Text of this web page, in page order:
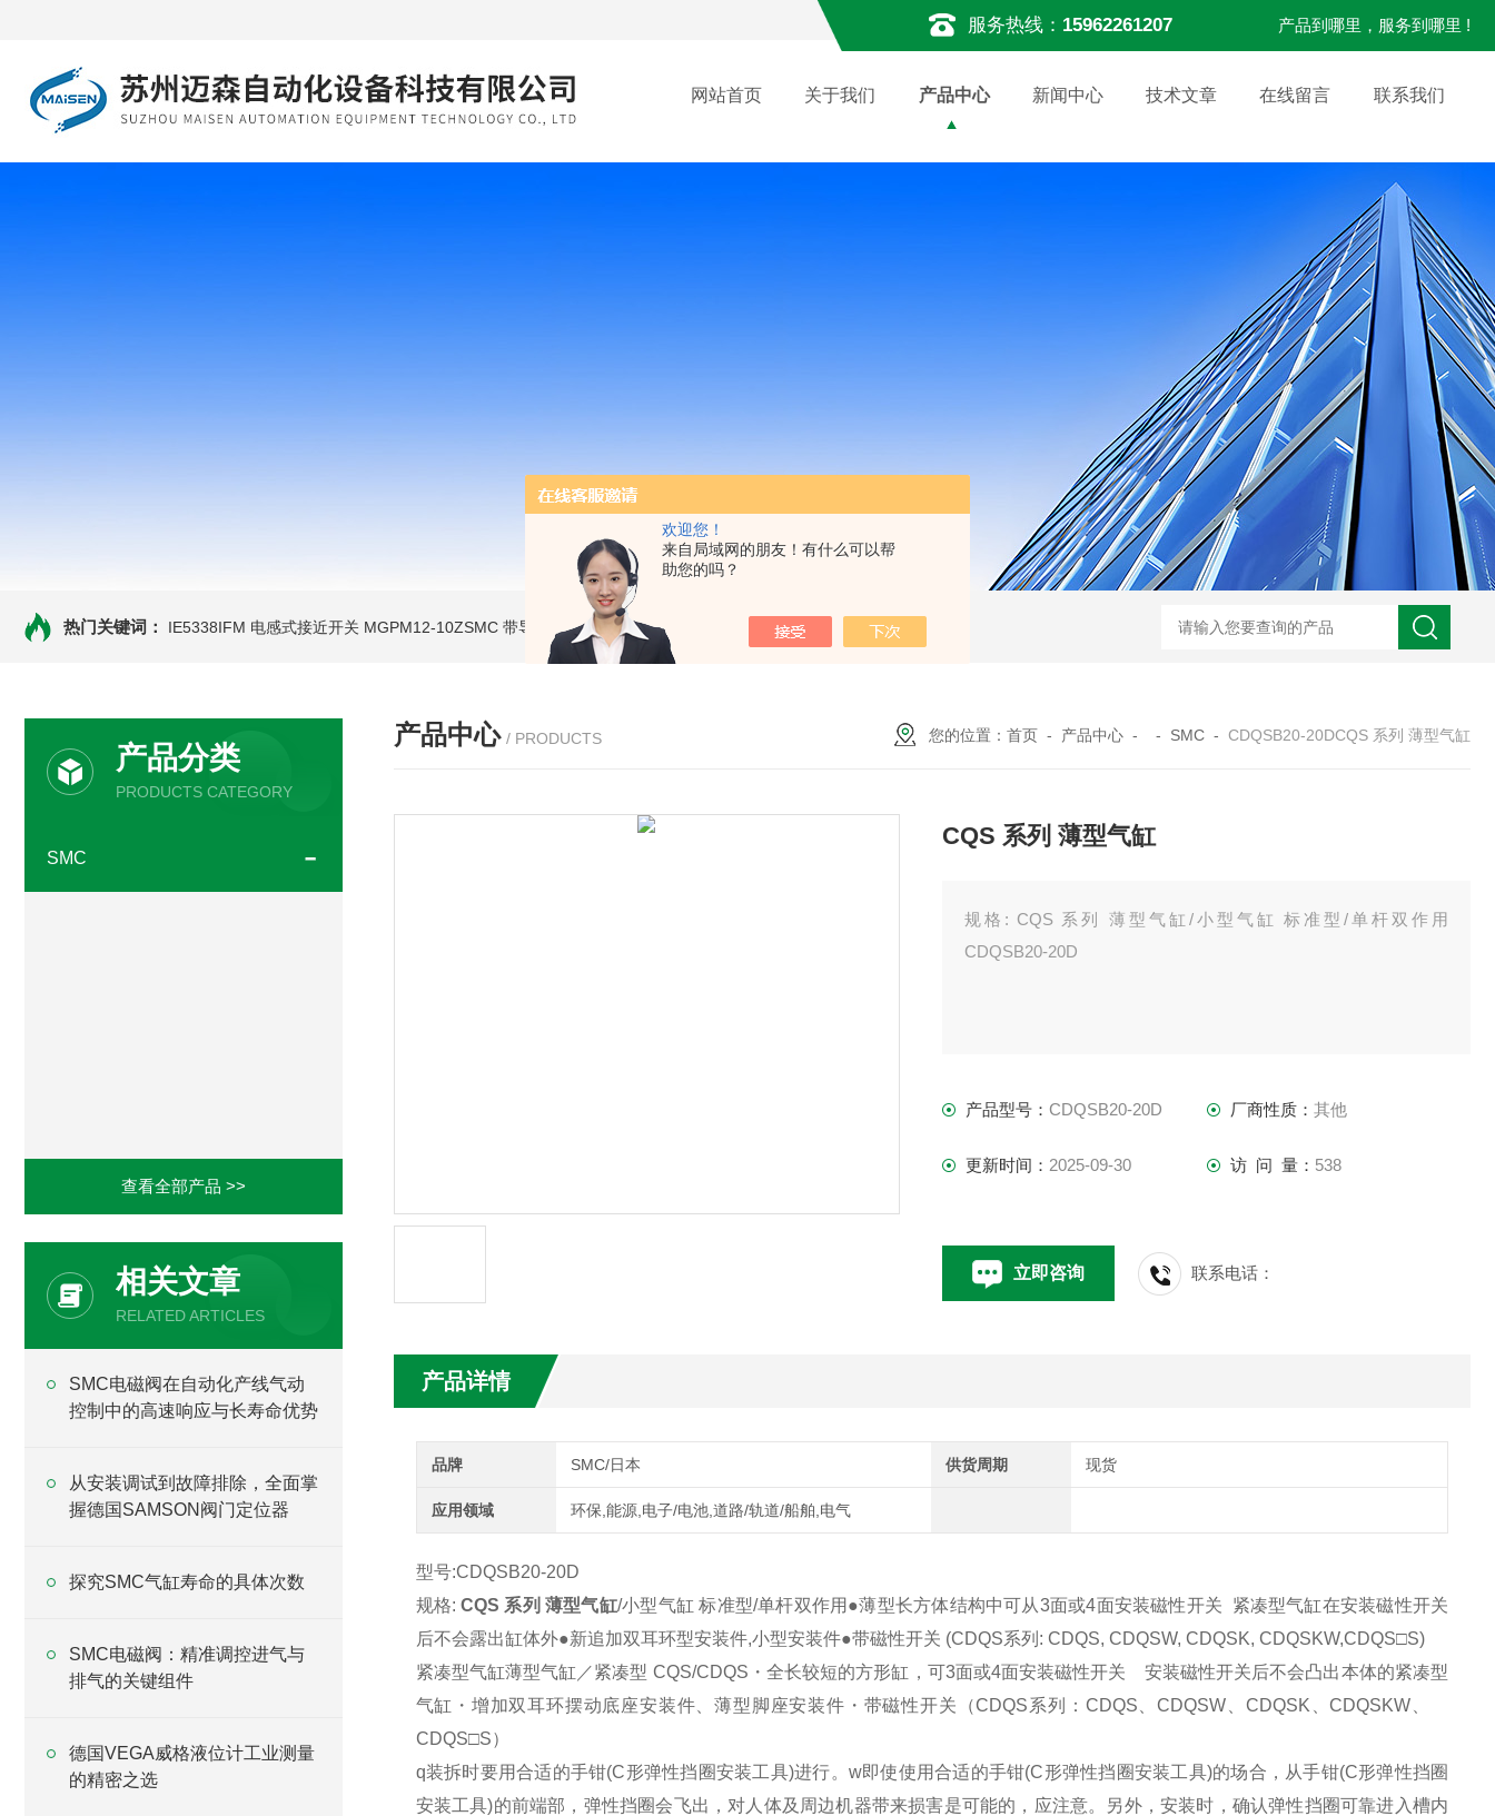
欢迎您！
来自局域网的朋友！有什么可以帮
助您的吗？
服务热线： 15962261207 产品到哪里，服务到哪里 !
网站首页 关于我们 产品中心 新闻中心 技术文章 在线留言 联系我们
热门关键词： IE5338IFM 电感式接近开关 MGPM12-10ZSMC 带导杆薄型气缸 RBC2015SMC 液压缓冲器 MKB25-30RZSMC 回转夹紧气缸 ARM10F2-20BGSMC 减压阀 KQB2H06-G01SMC 金属快换接头
产品分类
PRODUCTS CATEGORY
SMC
查看全部产品 >>
相关文章
RELATED ARTICLES
SMC电磁阀在自动化产线气动
控制中的高速响应与长寿命优势
从安装调试到故障排除，全面掌
握德国SAMSON阀门定位器
探究SMC气缸寿命的具体次数
SMC电磁阀：精准调控进气与
排气的关键组件
德国VEGA威格液位计工业测量
的精密之选
产品中心 / PRODUCTS 您的位置： 首页 - 产品中心 - - SMC - CDQSB20-20DCQS 系列 薄型气缸
CQS 系列 薄型气缸
规格: CQS 系列 薄型气缸/小型气缸 标准型/单杆双作用
CDQSB20-20D
产品型号：CDQSB20-20D 厂商性质： 其他
更新时间： 2025-09-30 访 问 量： 538
立即咨询 联系电话：
产品详情
品牌 SMC/日本 供货周期 现货
应用领域 环保,能源,电子/电池,道路/轨道/船舶,电气
型号:CDQSB20-20D
规格:CQS 系列 薄型气缸/小型气缸 标准型/单杆双作用●薄型长方体结构中可从3面或4面安装磁性开关 紧凑型气缸在安装磁性开关
后不会露出缸体外●新追加双耳环型安装件,小型安装件●带磁性开关 (CDQS系列: CDQS, CDQSW, CDQSK, CDQSKW,CDQS□S)
紧凑型气缸薄型气缸／紧凑型 CQS/CDQS・全长较短的方形缸，可3面或4面安装磁性开关 安装磁性开关后不会凸出本体的紧凑型
气缸・增加双耳环摆动底座安装件、薄型脚座安装件・带磁性开关（CDQS系列：CDQS、CDQSW、CDQSK、CDQSKW、
CDQS□S）
q装拆时要用合适的手钳(C形弹性挡圈安装工具)进行。w即使使用合适的手钳(C形弹性挡圈安装工具)的场合，从手钳(C形弹性挡圈
安装工具)的前端部，弹性挡圈会飞出，对人体及周边机器带来损害是可能的，应注意。另外，安装时，确认弹性挡圈可靠进入槽内